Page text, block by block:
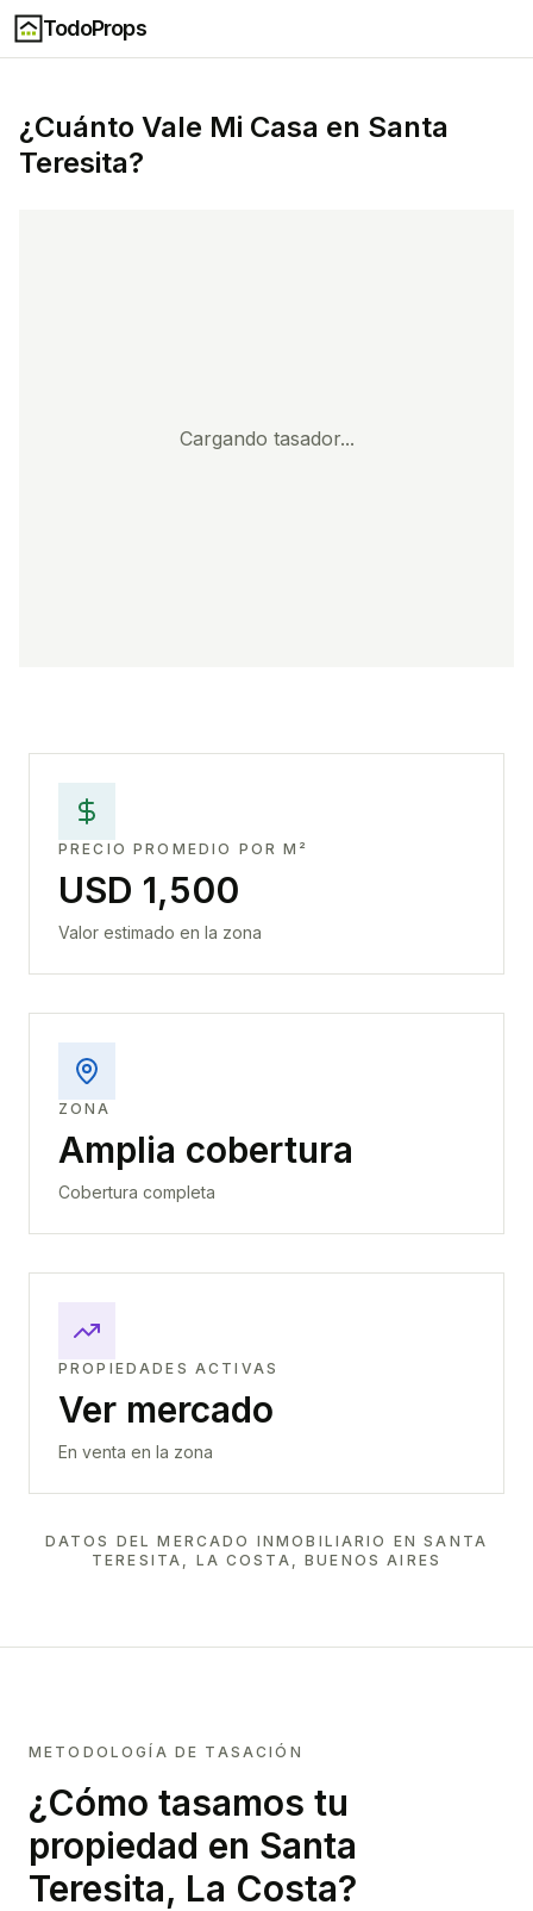
TodoProps
¿Cuánto Vale Mi Casa en Santa
Teresita?
Cargando tasador...
PRECIO PROMEDIO POR M²
USD 1,500
Valor estimado en la zona
ZONA
Amplia cobertura
Cobertura completa
PROPIEDADES ACTIVAS
Ver mercado
En venta en la zona
DATOS DEL MERCADO INMOBILIARIO ENSANTA
TERESITA, LA COSTA, BUENOS AIRES
METODOLOGÍA DE TASACIÓN
¿Cómo tasamos tu
propiedad en Santa
Teresita, La Costa?